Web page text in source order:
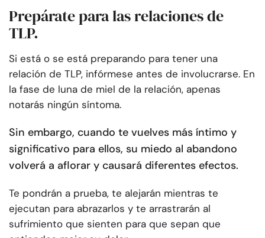
Prepárate para las relaciones de
TLP.
Si está o se está preparando para tener una
relación de TLP, infórmese antes de involucrarse. En
la fase de luna de miel de la relación, apenas
notarás ningún síntoma.
Sin embargo, cuando te vuelves más íntimo y
significativo para ellos, su miedo al abandono
volverá a aflorar y causará diferentes efectos.
Te pondrán a prueba, te alejarán mientras te
ejecutan para abrazarlos y te arrastrarán al
sufrimiento que sienten para que sepan que